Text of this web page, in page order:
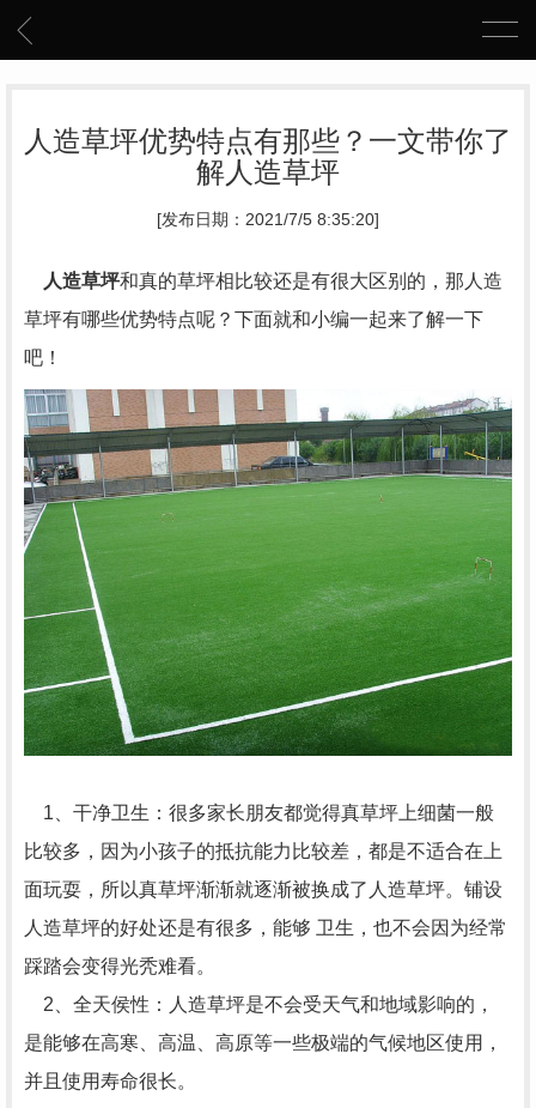
人造草坪优势特点有那些？一文带你了
解人造草坪
[发布日期：2021/7/5 8:35:20]
人造草坪和真的草坪相比较还是有很大区别的，那人造
草坪有哪些优势特点呢？下面就和小编一起来了解一下
吧！
1、干净卫生：很多家长朋友都觉得真草坪上细菌一般
比较多，因为小孩子的抵抗能力比较差，都是不适合在上
面玩耍，所以真草坪渐渐就逐渐被换成了人造草坪。铺设
人造草坪的好处还是有很多，能够 卫生，也不会因为经常
踩踏会变得光秃难看。
2、全天侯性：人造草坪是不会受天气和地域影响的，
是能够在高寒、高温、高原等一些极端的气候地区使用，
并且使用寿命很长。